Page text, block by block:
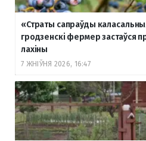
«Страты сапраўды
гродзенскі фермер застаўся
лахіны
7 ЖНІЎНЯ 2026, 16:47